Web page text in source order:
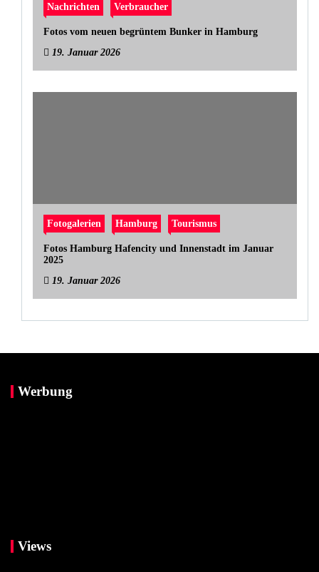
Nachrichten Verbraucher
Fotos vom neuen begrüntem Bunker in Hamburg
19. Januar 2026
Fotogalerien Hamburg Tourismus
Fotos Hamburg Hafencity und Innenstadt im Januar
2025
19. Januar 2026
Werbung
Views